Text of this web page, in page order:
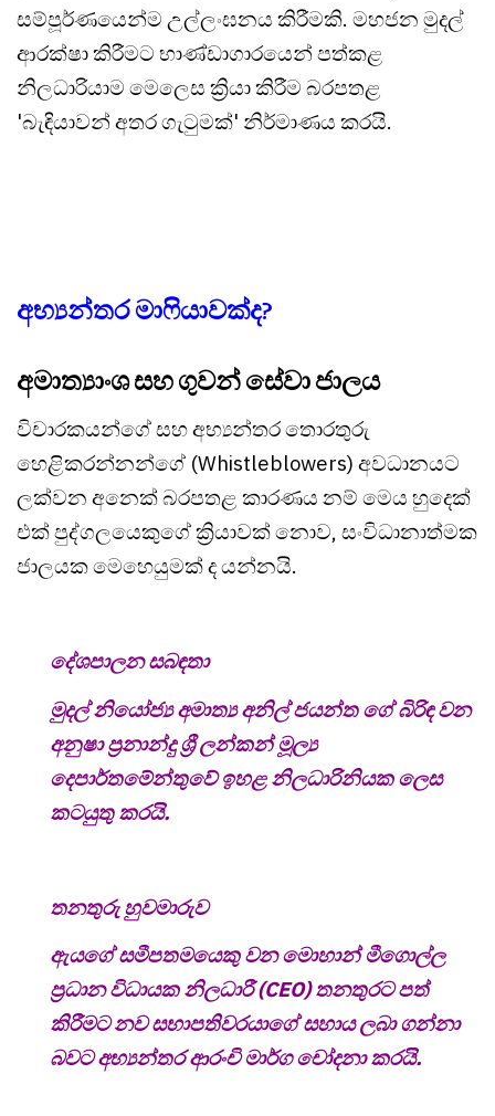
සම්පූර්ණයෙන්ම උල්ලංඝනය කිරීමකි. මහජන මුදල්
ආරක්ෂා කිරීමට භාණ්ඩාගාරයෙන් පත්කළ
නිලධාරියාම මෙලෙස ක්‍රියා කිරීම බරපතළ
'බැඳියාවන් අතර ගැටුමක්' නිර්මාණය කරයි.
අභ්‍යන්තර මාෆියාවක්ද?
අමාත්‍යාංශ සහ ගුවන් සේවා ජාලය
විචාරකයන්ගේ සහ අභ්‍යන්තර තොරතුරු
හෙළිකරන්නන්ගේ (Whistleblowers) අවධානයට
ලක්වන අනෙක් බරපතළ කාරණය නම් මෙය හුදෙක්
එක් පුද්ගලයෙකුගේ ක්‍රියාවක් නොව, සංවිධානාත්මක
ජාලයක මෙහෙයුමක් ද යන්නයි.
දේශපාලන සබඳතා
මුදල් නියෝජ්‍ය අමාත්‍ය අනිල් ජයන්ත ගේ බිරිඳ වන
අනුෂා ප්‍රනාන්දු ශ්‍රී ලන්කන් මූල්‍ය
දෙපාර්තමේන්තුවේ ඉහළ නිලධාරිනියක ලෙස
කටයුතු කරයි.
තනතුරු හුවමාරුව
ඇයගේ සමීපතමයෙකු වන මොහාන් මීගොල්ල
ප්‍රධාන විධායක නිලධාරී (CEO) තනතුරට පත්
කිරීමට නව සභාපතිවරයාගේ සහාය ලබා ගන්නා
බවට අභ්‍යන්තර ආරංචි මාර්ග චෝදනා කරයි.